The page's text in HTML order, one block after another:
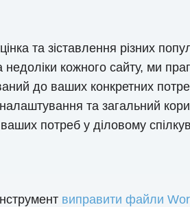
та зіставлення різних
недоліки кожного сайту, ми
до ваших конкретних
налаштування та загальний
потреб у діловому
виправити файли